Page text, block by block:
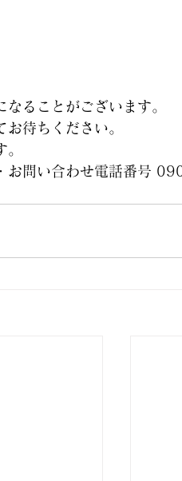
ることがございます。
待ちください。
お問い合わせ電話番号